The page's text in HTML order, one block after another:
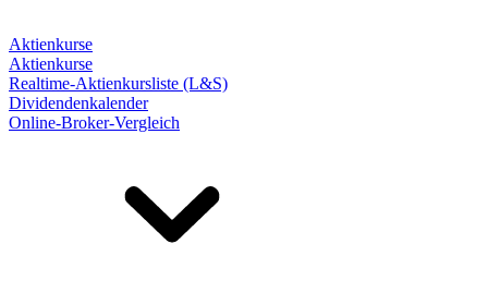
Aktienkurse
Aktienkurse
Realtime-Aktienkursliste (L&S)
Dividendenkalender
Online-Broker-Vergleich